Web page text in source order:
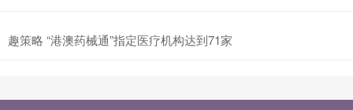
趣策略 “港澳药械通”指定医疗机构达到71家